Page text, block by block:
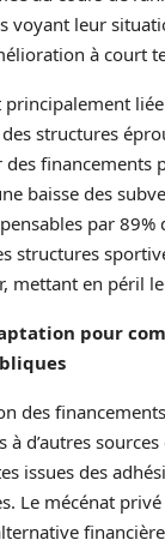
voyant leur
à court
principalement
des structures
financements
baisse des
par 89%
structures
mettant en péril
pour
des
d’autres sources
issues des
Le mécénat